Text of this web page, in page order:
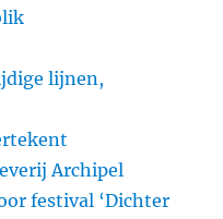
lijnen,
Archipel
festival ‘Dichter